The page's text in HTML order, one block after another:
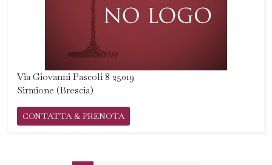
Via Giovanni Pascoli 8 25019
Sirmione (Brescia)
CONTATTA & PRENOTA